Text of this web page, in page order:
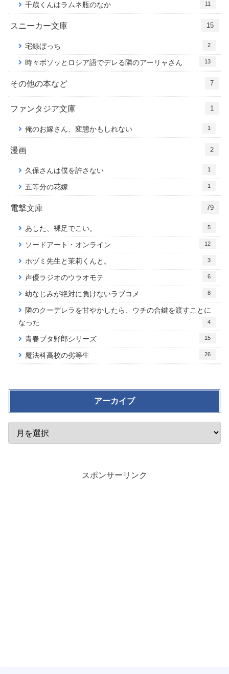
千歳くんはラムネ瓶のなか 11
スニーカー文庫 15
宅録ぼっち 2
時々ボソッとロシア語でデレる隣のアーリャさん 13
その他の本など 7
ファンタジア文庫 1
俺のお嫁さん、変態かもしれない 1
漫画 2
久保さんは僕を許さない 1
五等分の花嫁 1
電撃文庫 79
あした、裸足でこい。 5
ソードアート・オンライン 12
ホヅミ先生と茉莉くんと。 3
声優ラジオのウラオモテ 6
幼なじみが絶対に負けないラブコメ 8
隣のクーデレラを甘やかしたら、ウチの合鍵を渡すことに
なった
4
青春ブタ野郎シリーズ 15
魔法科高校の劣等生 26
アーカイブ
スポンサーリンク